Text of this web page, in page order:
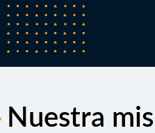
Nuestra